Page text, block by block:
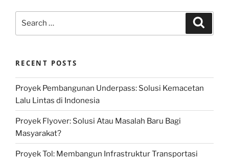
RECENT POSTS
Proyek Pembangunan Underpass: Solusi Kemacetan
Lalu Lintas di Indonesia
Proyek Flyover: Solusi Atau Masalah Baru Bagi
Masyarakat?
Proyek Tol: Membangun Infrastruktur Transportasi